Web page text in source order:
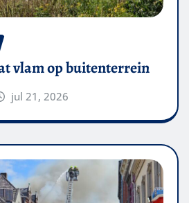
vlam op buitenterrein
jul 21, 2026